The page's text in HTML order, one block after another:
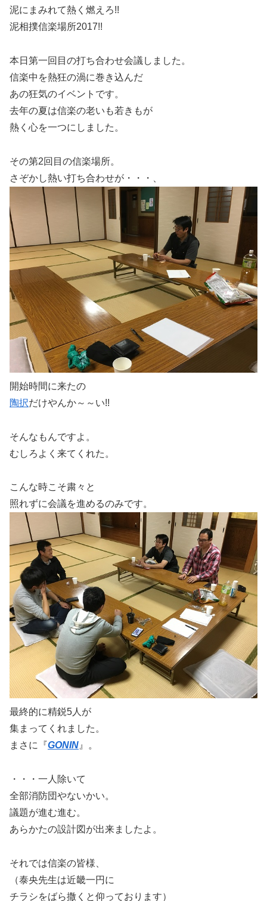
泥にまみれて熱く燃えろ!!
泥相撲信楽場所2017!!
本日第一回目の打ち合わせ会議しました。
信楽中を熱狂の渦に巻き込んだ
あの狂気のイベントです。
去年の夏は信楽の老いも若きもが
熱く心を一つにしました。
その第2回目の信楽場所。
さぞかし熱い打ち合わせが・・・、
開始時間に来たの
陶択だけやんか～～い!!
そんなもんですよ。
むしろよく来てくれた。
こんな時こそ粛々と
照れずに会議を進めるのみです。
最終的に精鋭5人が
集まってくれました。
まさに『GONIN』。
・・・一人除いて
全部消防団やないかい。
議題が進む進む。
あらかたの設計図が出来ましたよ。
それでは信楽の皆様、
（泰央先生は近畿一円に
チラシをばら撒くと仰っております）